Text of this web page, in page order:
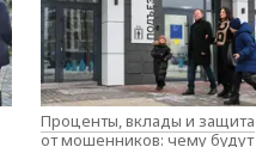
Проценты, вклады и защита
от мошенников: чему будут